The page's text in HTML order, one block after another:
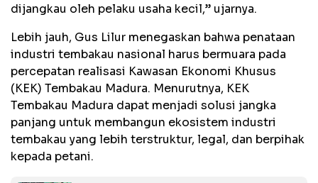
dijangkau oleh pelaku usaha kecil,” ujarnya.
Lebih jauh, Gus Lilur menegaskan bahwa penataan
industri tembakau nasional harus bermuara pada
percepatan realisasi Kawasan Ekonomi Khusus
(KEK) Tembakau Madura. Menurutnya, KEK
Tembakau Madura dapat menjadi solusi jangka
panjang untuk membangun ekosistem industri
tembakau yang lebih terstruktur, legal, dan berpihak
kepada petani.